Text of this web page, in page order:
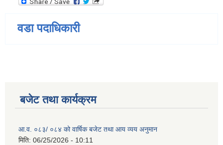
वडा पदाधिकारी
बजेट तथा कार्यक्रम
आ.व. ०८३/ ०८४ को वार्षिक बजेट तथा आय व्यय अनुमान
मिति: 06/25/2026 - 10:11